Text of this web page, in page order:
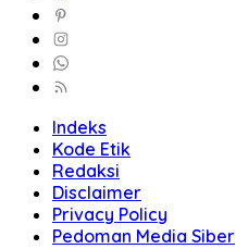
Indeks
Kode Etik
Redaksi
Disclaimer
Privacy Policy
Pedoman Media Siber